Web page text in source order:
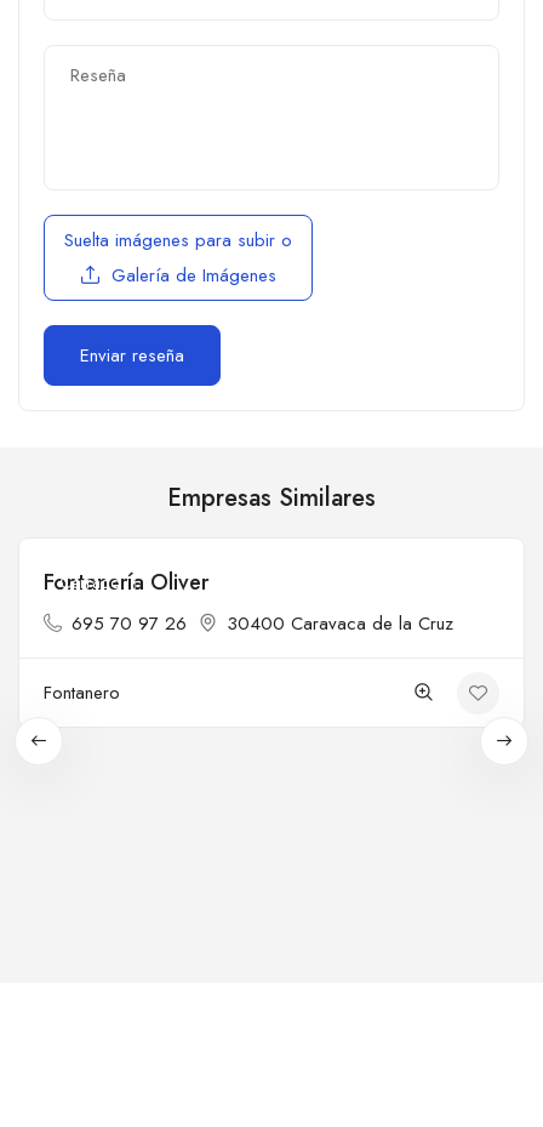
Suelta imágenes para subir o
Galería de Imágenes
Empresas Similares
Cerrado
Fontanería Oliver
695 70 97 26 30400 Caravaca de la Cruz
Fontanero